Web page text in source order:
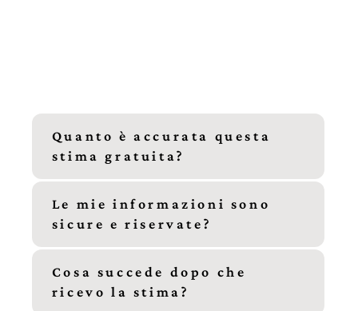
Quanto è accurata questa
stima gratuita?
Le mie informazioni sono
sicure e riservate?
Cosa succede dopo che
ricevo la stima?